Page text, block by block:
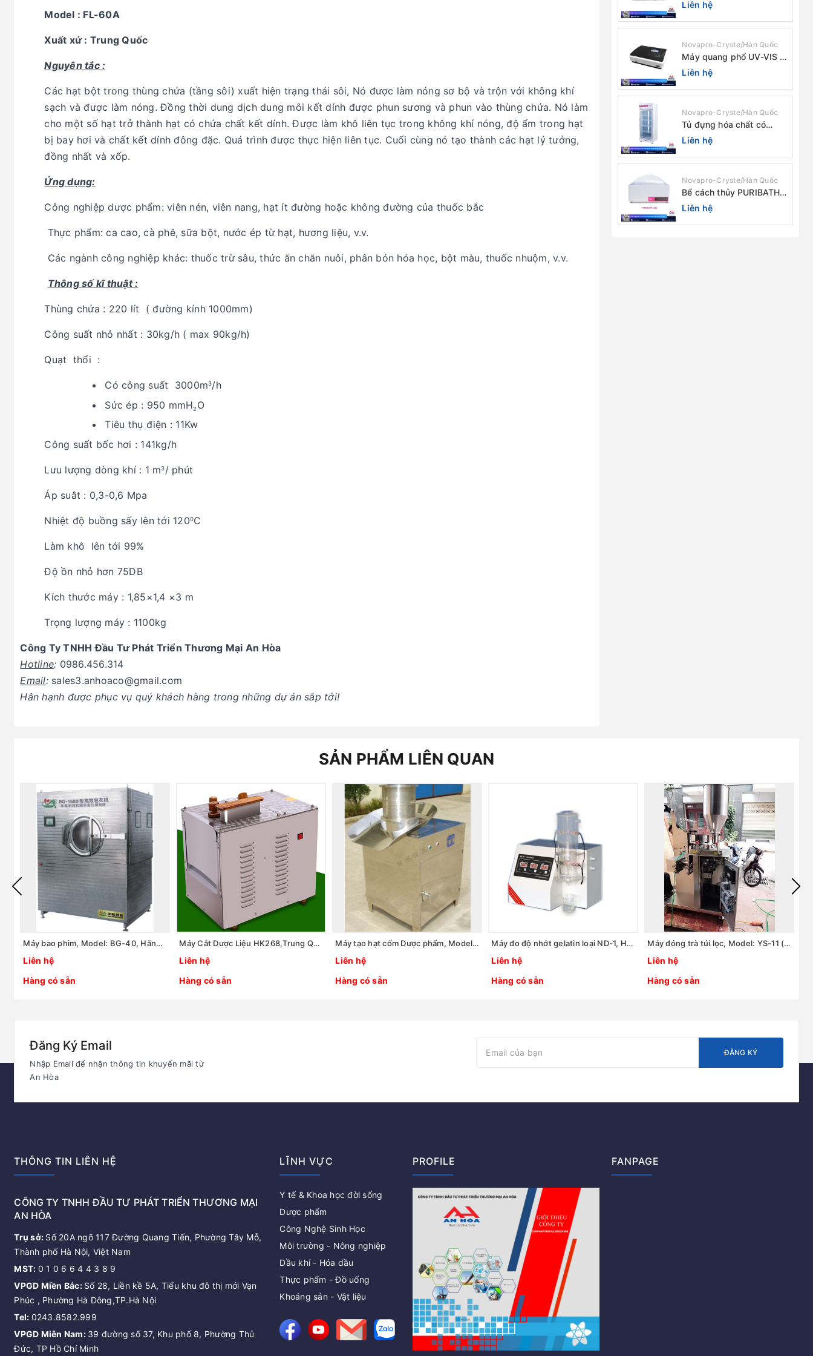
Model : FL-60A
Xuất xứ : Trung Quốc
Nguyên tắc :
Các hạt bột trong thùng chứa (tầng sôi) xuất hiện trạng thái sôi, Nó được làm nóng sơ bộ và trộn với không khí
sạch và được làm nóng. Đồng thời dung dịch dung môi kết dính được phun sương và phun vào thùng chứa. Nó làm
cho một số hạt trở thành hạt có chứa chất kết dính. Được làm khô liên tục trong không khí nóng, độ ẩm trong hạt
bị bay hơi và chất kết dính đông đặc. Quá trình được thực hiện liên tục. Cuối cùng nó tạo thành các hạt lý tưởng,
đồng nhất và xốp.
Ứng dụng:
Công nghiệp dược phẩm: viên nén, viên nang, hạt ít đường hoặc không đường của thuốc bắc
Thực phẩm: ca cao, cà phê, sữa bột, nước ép từ hạt, hương liệu, v.v.
Các ngành công nghiệp khác: thuốc trừ sâu, thức ăn chăn nuôi, phân bón hóa học, bột màu, thuốc nhuộm, v.v.
Thông số kĩ thuật :
Thùng chứa : 220 lít ( đường kính 1000mm)
Công suất nhỏ nhất : 30kg/h ( max 90kg/h)
Quạt thổi :
Có công suất 3000m3/h
Sức ép : 950 mmH2 O
Tiêu thụ điện : 11Kw
Công suất bốc hơi : 141kg/h
Lưu lượng dòng khí : 1 m3/ phút
Áp suât : 0,3-0,6 Mpa
Nhiệt độ buồng sấy lên tới 1200C
Làm khô lên tới 99%
Độ ồn nhỏ hơn 75DB
Kích thước máy : 1,85×1,4 ×3 m
Trọng lượng máy : 1100kg
Công Ty TNHH Đầu Tư Phát Triển Thương Mại An Hòa
Hotline: 0986.456.314
Email:sales3.anhoaco@gmail.com
Hân hạnh được phục vụ quý khách hàng trong những dự án sắp tới!
4nm) E-1000UV / Peak
Liên hệ
Novapro-Cryste/Hàn Quốc
Máy quang phổ UV-VIS 2
chùm tia Model: C-7200 /
Peak
Liên hệ
Novapro-Cryste/Hàn Quốc
Tủ đựng hóa chất có
màng lọc PURICIRCUL
600 AIRTIGHT Novapro-
Cryste/Hàn Quốc
Liên hệ
Novapro-Cryste/Hàn Quốc
Bể cách thủy PURIBATH
22 Novapro-Cryste/Hàn
Quốc
Liên hệ
SẢN PHẨM LIÊN QUAN
Máy bao phim, Model: BG-40, Hãng: TaisiteLab Sciences Inc / Mỹ
Liên hệ
Hàng có sẵn
Máy Cắt Dược Liệu HK268,Trung Quốc
Liên hệ
Hàng có sẵn
Máy tạo hạt cốm Dược phẩm, Model: XL-250, Hãng: TaisiteLab Sciences Inc / Mỹ
Liên hệ
Hàng có sẵn
Máy đo độ nhớt gelatin loại ND-1, Hãng Guoming/Trung Quốc
Liên hệ
Hàng có sẵn
Máy đóng trà túi lọc, Model: YS-11 (YD-11), Hãng: TaisiteLab Sciences Inc / Mỹ
Liên hệ
Hàng có sẵn
Đăng Ký Email
Nhập Email để nhận thông tin khuyến mãi từ
An Hòa
ĐĂNG KÝ
THÔNG TIN LIÊN HỆ
CÔNG TY TNHH ĐẦU TƯ PHÁT TRIỂN THƯƠNG MẠI
AN HÒA
Trụ sở: Số 20A ngõ 117 Đường Quang Tiến, Phường Tây Mỗ,
Thành phố Hà Nội, Việt Nam
MST: 0 1 0 6 6 4 4 3 8 9
VPGD Miền Bắc: Số 28, Liền kề 5A, Tiểu khu đô thị mới Vạn
Phúc , Phường Hà Đông,TP.Hà Nội
Tel: 0243.8582.999
VPGD Miên Nam: 39 đường số 37, Khu phố 8, Phường Thủ
Đức, TP Hồ Chí Minh
LĨNH VỰC
Y tế & Khoa học đời sống
Dược phẩm
Công Nghệ Sinh Học
Môi trường - Nông nghiệp
Dầu khí - Hóa dầu
Thực phẩm - Đồ uống
Khoáng sản - Vật liệu
PROFILE FANPAGE